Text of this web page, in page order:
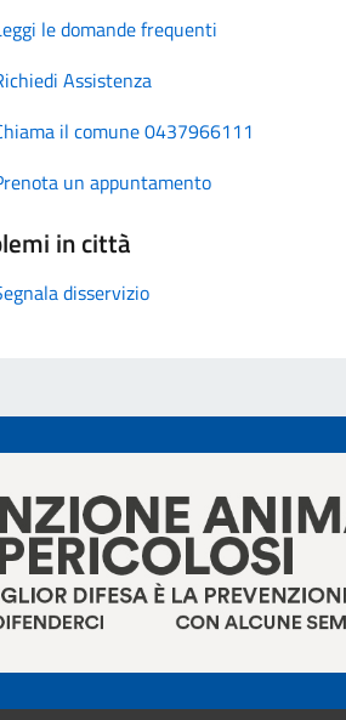
le domande frequenti
Assistenza
il comune 0437966111
un appuntamento
in città
disservizio